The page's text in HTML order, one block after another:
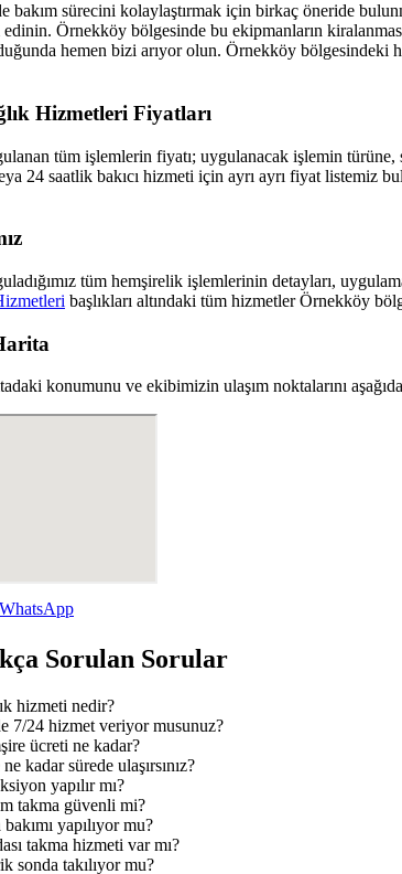
bakım sürecini kolaylaştırmak için birkaç öneride
edinin. Örnekköy bölgesinde bu ekipmanların
hemen bizi arıyor olun. Örnekköy bölgesindeki
Hizmetleri Fiyatları
tüm işlemlerin fiyatı; uygulanacak işlemin türüne,
24 saatlik bakıcı hizmeti için ayrı ayrı fiyat listemiz
tüm hemşirelik işlemlerinin detayları,
başlıkları altındaki tüm hizmetlerÖrnekköy
konumunu ve ekibimizin ulaşım noktalarını
WhatsApp
Sorulan Sorular
hizmeti nedir?
7/24 hizmet veriyor musunuz?
ücreti ne kadar?
kadar sürede ulaşırsınız?
yapılır mı?
takma güvenli mi?
yapılıyor mu?
takma hizmeti var mı?
sonda takılıyor mu?